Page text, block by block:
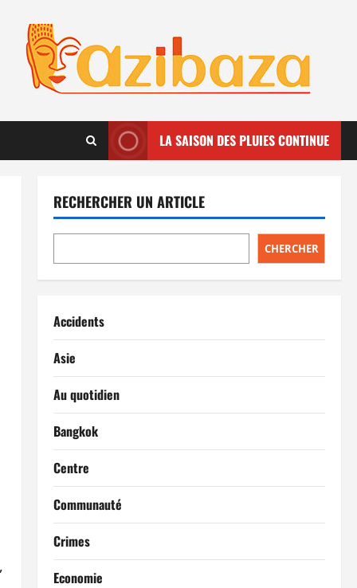
LA SAISON DES PLUIES CONTINUE
RECHERCHER UN ARTICLE
CHERCHER
Accidents
Asie
Au quotidien
Bangkok
Centre
Communauté
Crimes
Economie